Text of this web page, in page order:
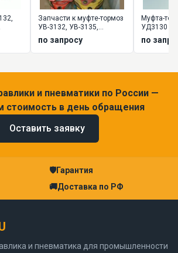
Запчасти к муфте-тормоз
УВ-3132, УВ-3135,
УВ-3144, УВ-3146
по запросу
Муфта-
УД3130 и
по
и пневматики по России —
стоимость в день обращения
Оставить заявку
🛡Гарантия
🚚Доставка по РФ
и пневматика для промышленности